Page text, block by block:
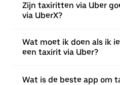
Zijn taxiritten via Uber
via UberX?
Wat moet ik doen als ik
een taxirit via Uber?
Wat is de beste app om